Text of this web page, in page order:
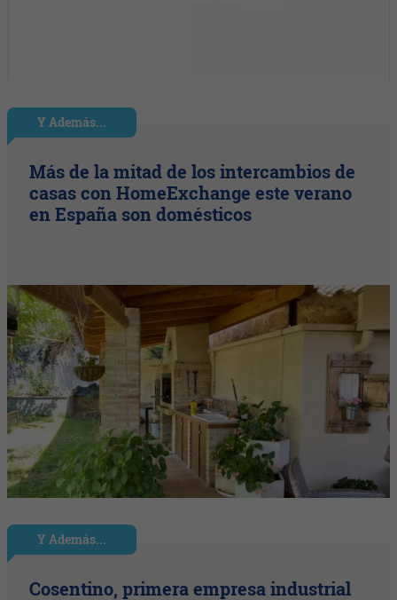
Y Además...
Más de la mitad de los intercambios de
casas con HomeExchange este verano
en España son domésticos
Y Además...
Cosentino, primera empresa industrial